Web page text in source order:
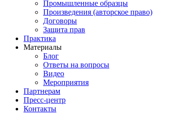
Промышленные образцы
Произведения (авторское право)
Договоры
Защита прав
Практика
Материалы
Блог
Ответы на вопросы
Видео
Мероприятия
Партнерам
Пресс-центр
Контакты